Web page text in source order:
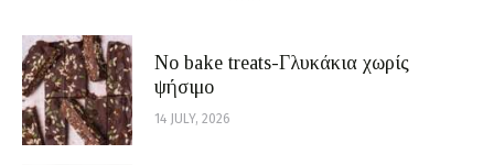
No bake treats-Γλυκάκια χωρίς
ψήσιμο
14 JULY, 2026